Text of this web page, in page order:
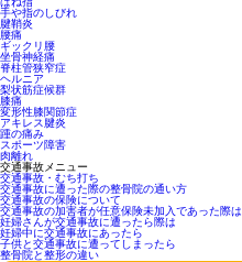
手や指のしびれ
腱鞘炎
腰痛
ギックリ腰
坐骨神経痛
脊柱管狭窄症
ヘルニア
梨状筋症候群
膝痛
変形性膝関節症
アキレス腱炎
踵の痛み
スポーツ障害
肉離れ
交通事故メニュー
交通事故・むち打ち
交通事故に遭った際の整骨院の通い方
交通事故の保険について
交通事故の加害者が任意保険未加入であった際は
妊婦さんが交通事故に遭ったら際は
妊婦中に交通事故にあったら
子供と交通事故に遭ってしまったら
整骨院と整形の違い